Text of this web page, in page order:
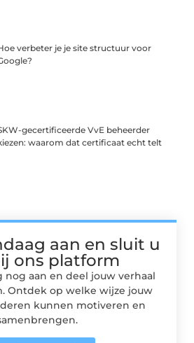
verbeter je je site structuur voor
gecertificeerde VvE beheerder
waarom dat certificaat echt telt
aan en sluit u
ons platform
nog aan en deel jouw verhaal
Ontdek op welke wijze jouw
kunnen motiveren en